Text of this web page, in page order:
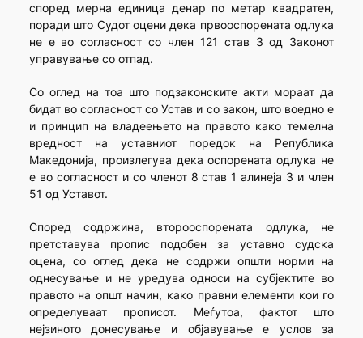
според мерна единица денар по метар квадратен,
поради што Судот оцени дека првооспорената одлука
не е во согласност со член 121 став 3 од Законот
управување со отпад.
Со оглед на тоа што подзаконските акти мораат да
бидат во согласност со Устав и со закон, што воедно е
и принцип на владеењето на правото како темелна
вредност на уставниот поредок на Република
Македонија, произлегува дека оспорената одлука не
е во согласност и со членот 8 став 1 алинеја 3 и член
51 од Уставот.
Според содржина, второоспорената одлука, не
претставува пропис подобен за уставно судска
оцена, со оглед дека не содржи општи норми на
однесување и не уредува односи на субјектите во
правото на општ начин, како правни елементи кои го
определуваат прописот. Меѓутоа, фактот што
нејзиното донесување и објавување е услов за